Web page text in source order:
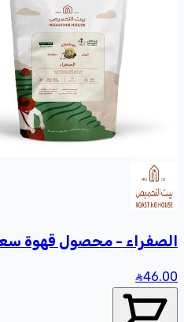
الصفراء - محصول قهوة سعودية
46.00